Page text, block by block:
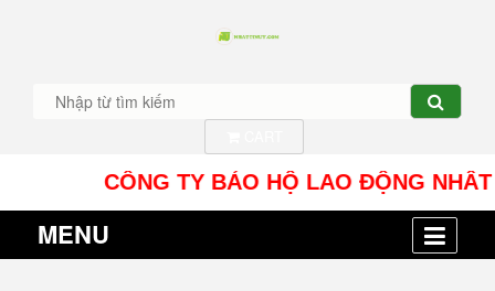
CÔNG TY BẢO HỘ LAO ĐỘNG
MENU